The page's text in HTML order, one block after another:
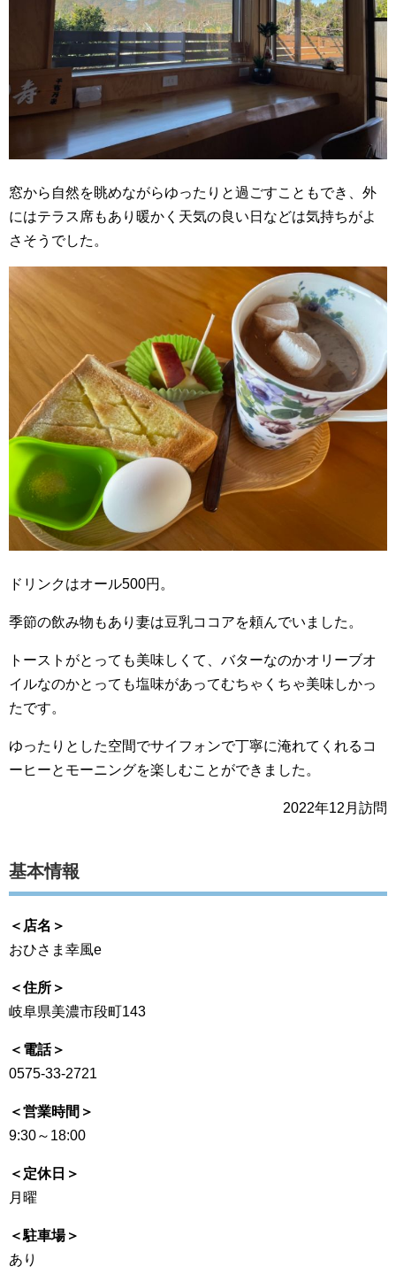
窓から自然を眺めながらゆったりと過ごすこともでき、外
にはテラス席もあり暖かく天気の良い日などは気持ちがよ
さそうでした。
ドリンクはオール500円。
季節の飲み物もあり妻は豆乳ココアを頼んでいました。
トーストがとっても美味しくて、バターなのかオリーブオ
イルなのかとっても塩味があってむちゃくちゃ美味しかっ
たです。
ゆったりとした空間でサイフォンで丁寧に淹れてくれるコ
ーヒーとモーニングを楽しむことができました。
2022年12月訪問
基本情報
＜店名＞
おひさま幸風e
＜住所＞
岐阜県美濃市段町143
＜電話＞
0575-33-2721
＜営業時間＞
9:30～18:00
＜定休日＞
月曜
＜駐車場＞
あり